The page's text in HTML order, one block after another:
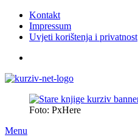
Kontakt
Impressum
Uvjeti korištenja i privatnost
Foto: PxHere
Menu